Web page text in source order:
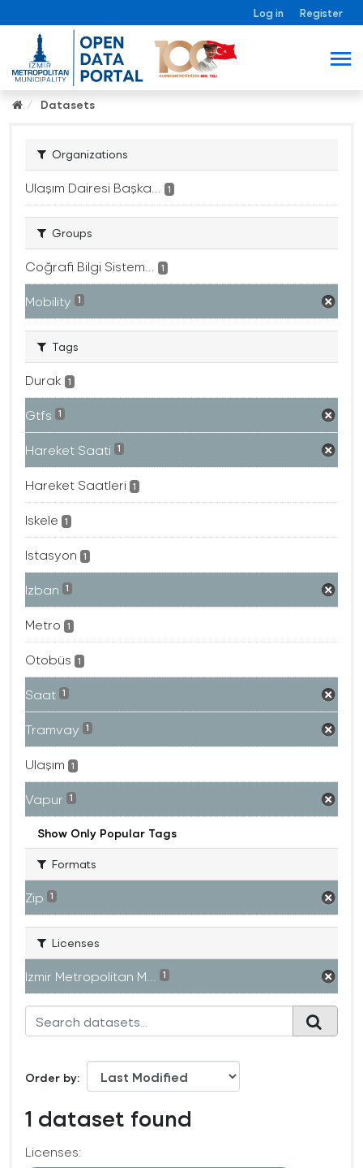
Log in Register
Datasets
Organizations
Ulaşım Dairesi Başka... 1
Groups
Coğrafi Bilgi Sistem... 1
Mobility 1
Tags
Durak 1
Gtfs 1
Hareket Saati 1
Hareket Saatleri 1
Iskele 1
Istasyon 1
Izban 1
Metro 1
Otobüs 1
Saat 1
Tramvay 1
Ulaşım 1
Vapur 1
Show Only Popular Tags
Formats
Zip 1
Licenses
Izmir Metropolitan M... 1
Order by
1 dataset found
Licenses: